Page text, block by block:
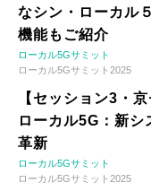
なシン・ローカル
機能もご紹介
ローカル5Gサミット
ローカル5Gサミット2025
【セッション3・
ローカル5G：新シ
革新
ローカル5Gサミット
ローカル5Gサミット2025